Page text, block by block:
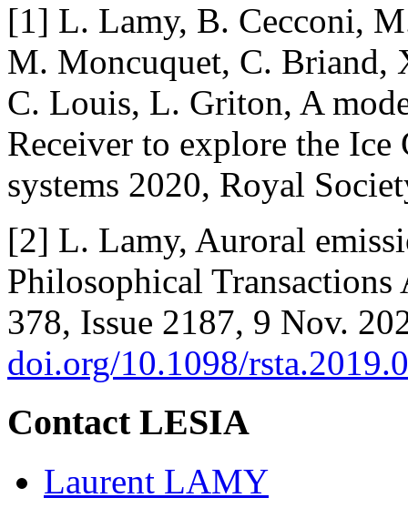
[1] L. Lamy, B. Cecconi,
M. Moncuquet, C. Briand,
C. Louis, L. Griton, A
Receiver to explore the Ice
systems 2020, Royal
[2] L. Lamy, Auroral
Philosophical
378, Issue 2187, 9 Nov.
doi.org/10.1098/
Contact LESIA
Laurent LAMY